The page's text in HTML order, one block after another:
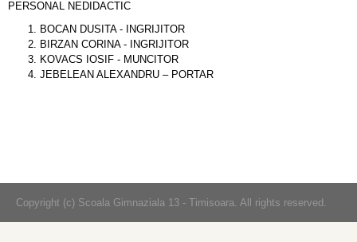
PERSONAL NEDIDACTIC
BOCAN DUSITA - INGRIJITOR
BIRZAN CORINA - INGRIJITOR
KOVACS IOSIF - MUNCITOR
JEBELEAN ALEXANDRU – PORTAR
Copyright (c) Scoala Gimnaziala 13 - Timisoara. All rights reserved.